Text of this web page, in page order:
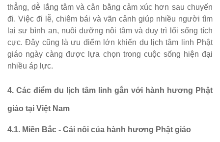
thẳng, dễ lắng tâm và cân bằng cảm xúc hơn sau chuyến
đi. Việc đi lễ, chiêm bái và vãn cảnh giúp nhiều người tìm
lại sự bình an, nuôi dưỡng nội tâm và duy trì lối sống tích
cực. Đây cũng là ưu điểm lớn khiến du lịch tâm linh Phật
giáo ngày càng được lựa chọn trong cuộc sống hiện đại
nhiều áp lực.
4. Các điểm du lịch tâm linh gắn với hành hương Phật
giáo tại Việt Nam
4.1. Miền Bắc - Cái nôi của hành hương Phật giáo